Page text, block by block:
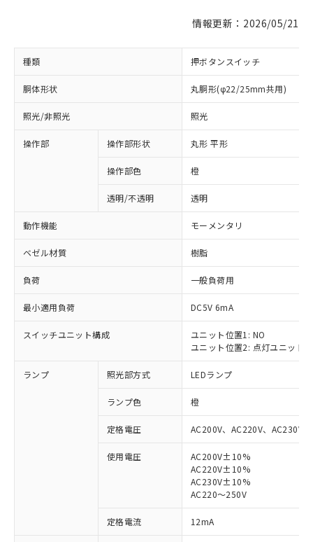
情報更新：2026/05/21
種類 押ボタンスイッチ
胴体形状 丸胴形(φ22/25mm共用)
照光/非照光 照光
操作部 操作部形状 丸形 平形
操作部色 橙
透明/不透明 透明
動作機能 モーメンタリ
ベゼル材質 樹脂
負荷 一般負荷用
最小適用負荷 DC5V 6mA
スイッチユニット構成
ユニット位置1: NO
ユニット位置2: 点灯ユニット
ランプ 照光部方式 LEDランプ
ランプ色 橙
定格電圧 AC200V、AC220V、AC230V
使用電圧
AC200V±10%
AC220V±10%
AC230V±10%
AC220～250V
定格電流 12mA
対応済み：EU RoHS指令（10物質）の
非含有に対応した製品が提供可能な商品で